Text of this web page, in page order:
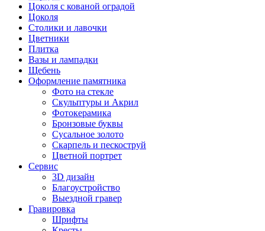
Цоколя с кованой оградой
Цоколя
Столики и лавочки
Цветники
Плитка
Вазы и лампадки
Щебень
Оформление памятника
Фото на стекле
Скульптуры и Акрил
Фотокерамика
Бронзовые буквы
Сусальное золото
Скарпель и пескоструй
Цветной портрет
Сервис
3D дизайн
Благоустройство
Выездной гравер
Гравировка
Шрифты